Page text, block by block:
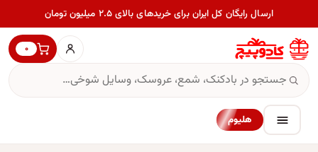
ارسال رایگان کل ایران برای خریدهای بالای ۲.۵ میلیون تومان
۰
هلیوم